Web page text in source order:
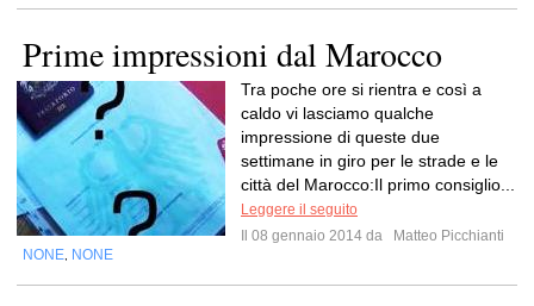
Prime impressioni dal Marocco
Tra poche ore si rientra e così a
caldo vi lasciamo qualche
impressione di queste due
settimane in giro per le strade e le
città del Marocco:Il primo consiglio...
Leggere il seguito
Il 08 gennaio 2014 da
Matteo Picchianti
NONE NONE